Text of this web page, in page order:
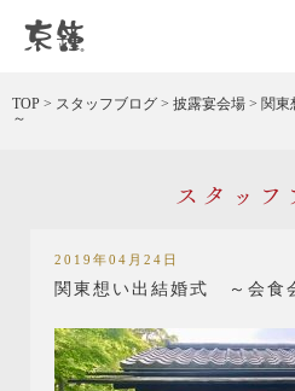
TOP > スタッフブログ > 披露宴会場 > 関
～
2019年04月24日
関東想い出結婚式 ～会食